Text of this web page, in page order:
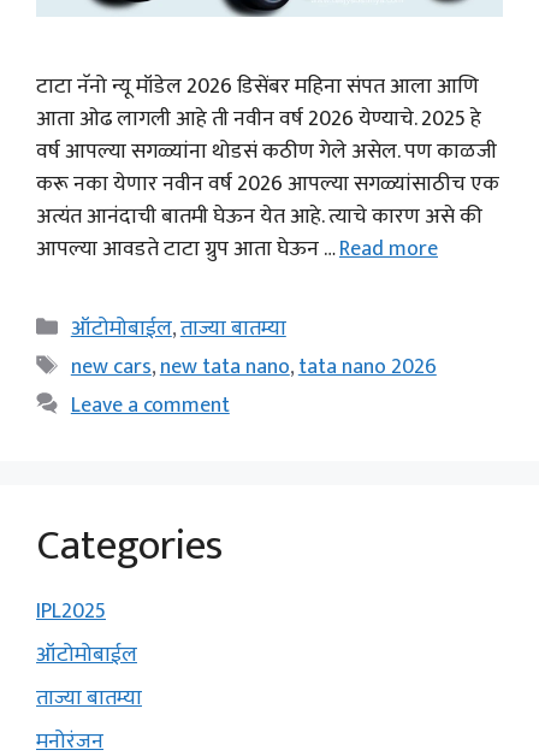
टाटा नॅनो न्यू मॉडेल 2026 डिसेंबर महिना संपत आला आणि
आता ओढ लागली आहे ती नवीन वर्ष 2026 येण्याचे. 2025 हे
वर्ष आपल्या सगळ्यांना थोडसं कठीण गेले असेल. पण काळजी
करू नका येणार नवीन वर्ष 2026 आपल्या सगळ्यांसाठीच एक
अत्यंत आनंदाची बातमी घेऊन येत आहे. त्याचे कारण असे की
आपल्या आवडते टाटा ग्रुप आता घेऊन …Read more
Categories
ऑटोमोबाईल,ताज्या बातम्या
Tags
new cars,new tata nano,tata nano 2026
Leave a comment
Categories
IPL2025
ऑटोमोबाईल
ताज्या बातम्या
मनोरंजन